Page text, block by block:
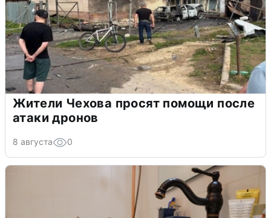
Жители Чехова просят помощи после
атаки дронов
8 августа 0